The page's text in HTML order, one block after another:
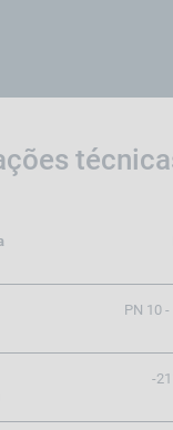
PN 10
-